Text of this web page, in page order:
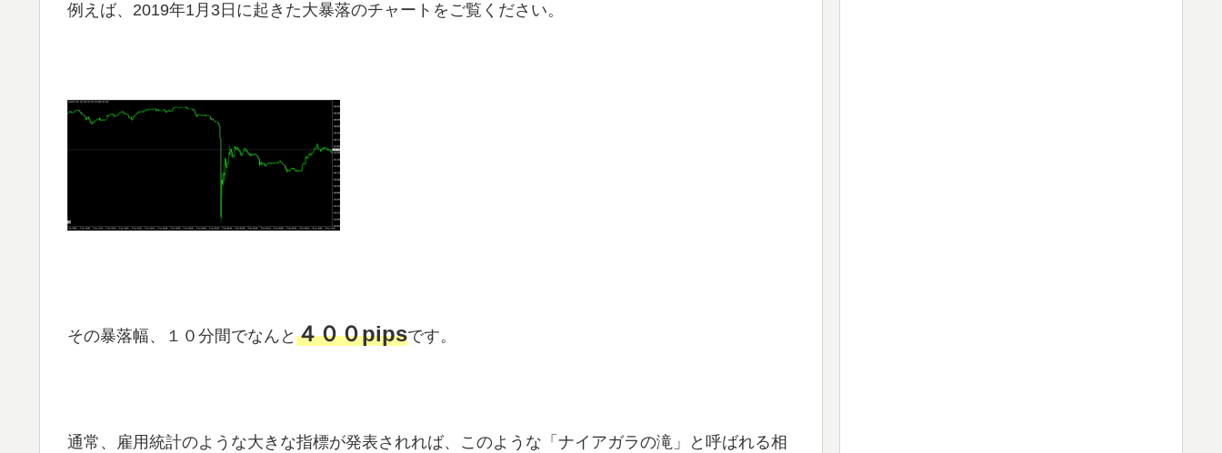
例えば、2019年1月3日に起きた大暴落のチャートをご覧ください。
その暴落幅、１０分間でなんと ４００pipsです。
通常、雇用統計のような大きな指標が発表されれば、このような「ナイアガラの滝」と呼ばれる相